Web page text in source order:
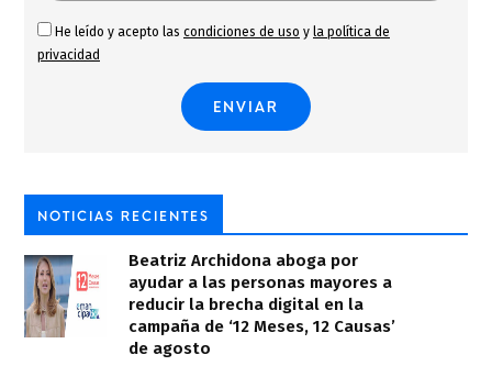
He leído y acepto las condiciones de uso y la política de
privacidad
NOTICIAS RECIENTES
Beatriz Archidona aboga por
ayudar a las personas mayores a
reducir la brecha digital en la
campaña de ‘12 Meses, 12 Causas’
de agosto